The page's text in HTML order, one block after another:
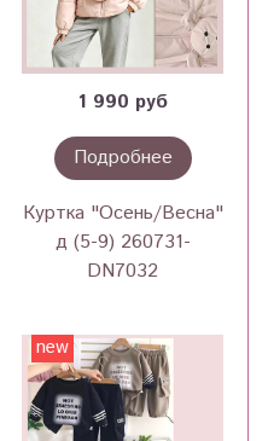
1 990 руб
Подробнее
Куртка "Осень/Весна"
д (5-9) 260731-
DN7032
new